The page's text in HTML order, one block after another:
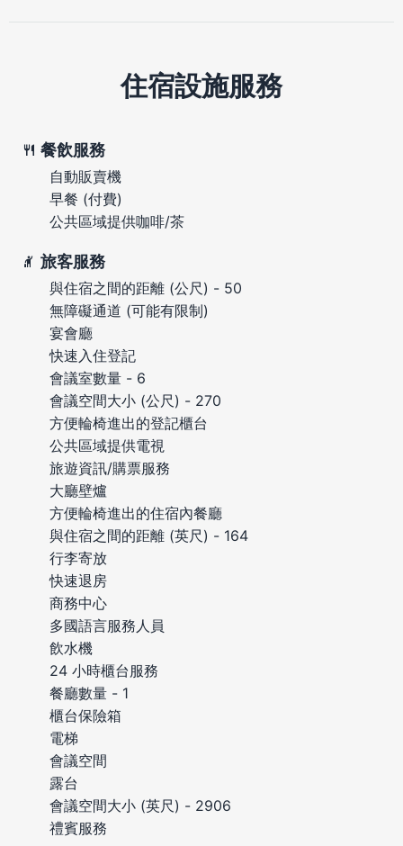
住宿設施服務
餐飲服務
自動販賣機
早餐 (付費)
公共區域提供咖啡/茶
旅客服務
與住宿之間的距離 (公尺) - 50
無障礙通道 (可能有限制)
宴會廳
快速入住登記
會議室數量 - 6
會議空間大小 (公尺) - 270
方便輪椅進出的登記櫃台
公共區域提供電視
旅遊資訊/購票服務
大廳壁爐
方便輪椅進出的住宿內餐廳
與住宿之間的距離 (英尺) - 164
行李寄放
快速退房
商務中心
多國語言服務人員
飲水機
24 小時櫃台服務
餐廳數量 - 1
櫃台保險箱
電梯
會議空間
露台
會議空間大小 (英尺) - 2906
禮賓服務